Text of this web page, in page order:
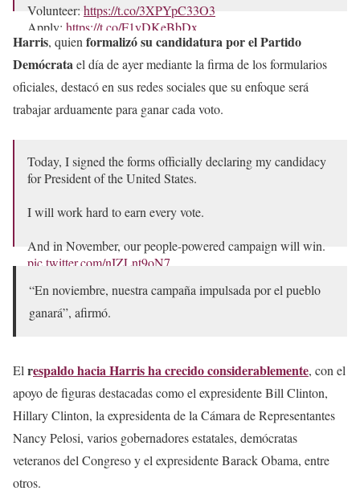
Volunteer: https://t.co/3XPYpC33O3
Apply: https://t.co/F1yDKeBbDx
Phone bank:https://t.co/H7skZaKdZw
Donate:https://t.co/SI0IZkC0Xk
https://t.co/RB3FEqxA3F
pic.twitter.com/z5O1Bvhqos
Harris, quien formalizó su candidatura por el Partido
Demócratael día de ayer mediante la firma de los formularios
oficiales, destacó en sus redes sociales que su enfoque será
trabajar arduamente para ganar cada voto.
Today, I signed the forms officially declaring my candidacy
for President of the United States.
I will work hard to earn every vote.
And in November, our people-powered campaign will win.
pic.twitter.com/nIZLnt9oN7
— Kamala Harris (@KamalaHarris)July 27, 2024
“En noviembre, nuestra campaña impulsada por el pueblo
ganará”, afirmó.
El respaldo hacia Harrisha crecido considerablemente, con el
apoyo de figuras destacadas como el expresidente Bill Clinton,
Hillary Clinton, la expresidenta de la Cámara de Representantes
Nancy Pelosi, varios gobernadores estatales, demócratas
veteranos del Congreso y el expresidente Barack Obama, entre
otros.